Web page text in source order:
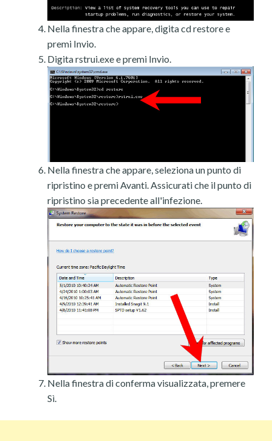
Nella finestra che appare, digita cd restore e
premi Invio.
Digita rstrui.exe e premi Invio.
Nella finestra che appare, seleziona un punto di
ripristino e premi Avanti. Assicurati che il punto di
ripristino sia precedente all'infezione.
Nella finestra di conferma visualizzata, premere
Sì.